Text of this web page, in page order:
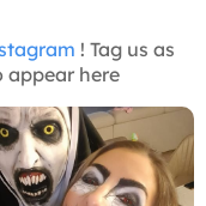
! Tag us as
appear here